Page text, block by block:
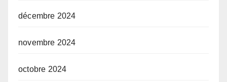
décembre 2024
novembre 2024
octobre 2024